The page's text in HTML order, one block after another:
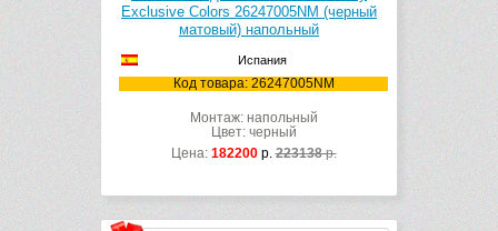
Exclusive Colors 26247005NM (черный
матовый) напольный
Испания
Код товара: 26247005NM
Монтаж: напольный
Цвет: черный
Цена: 182200р.223138р.